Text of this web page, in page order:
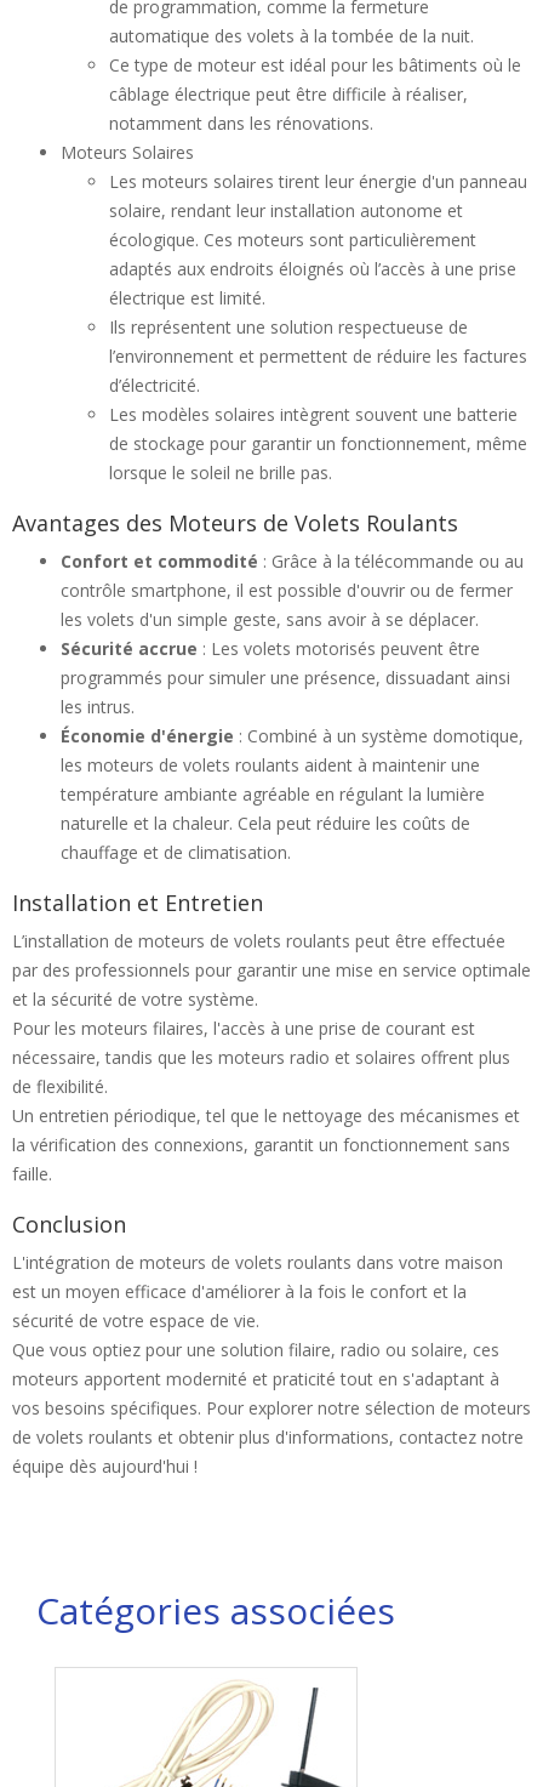
de programmation, comme la fermeture
automatique des volets à la tombée de la nuit.
Ce type de moteur est idéal pour les bâtiments où le
câblage électrique peut être difficile à réaliser,
notamment dans les rénovations.
Moteurs Solaires
Les moteurs solaires tirent leur énergie d'un panneau
solaire, rendant leur installation autonome et
écologique. Ces moteurs sont particulièrement
adaptés aux endroits éloignés où l’accès à une prise
électrique est limité.
Ils représentent une solution respectueuse de
l’environnement et permettent de réduire les factures
d’électricité.
Les modèles solaires intègrent souvent une batterie
de stockage pour garantir un fonctionnement, même
lorsque le soleil ne brille pas.
Avantages des Moteurs de Volets Roulants
Confort et commodité : Grâce à la télécommande ou au
contrôle smartphone, il est possible d'ouvrir ou de fermer
les volets d'un simple geste, sans avoir à se déplacer.
Sécurité accrue : Les volets motorisés peuvent être
programmés pour simuler une présence, dissuadant ainsi
les intrus.
Économie d'énergie : Combiné à un système domotique,
les moteurs de volets roulants aident à maintenir une
température ambiante agréable en régulant la lumière
naturelle et la chaleur. Cela peut réduire les coûts de
chauffage et de climatisation.
Installation et Entretien
L’installation de moteurs de volets roulants peut être effectuée
par des professionnels pour garantir une mise en service optimale
et la sécurité de votre système.
Pour les moteurs filaires, l'accès à une prise de courant est
nécessaire, tandis que les moteurs radio et solaires offrent plus
de flexibilité.
Un entretien périodique, tel que le nettoyage des mécanismes et
la vérification des connexions, garantit un fonctionnement sans
faille.
Conclusion
L'intégration de moteurs de volets roulants dans votre maison
est un moyen efficace d'améliorer à la fois le confort et la
sécurité de votre espace de vie.
Que vous optiez pour une solution filaire, radio ou solaire, ces
moteurs apportent modernité et praticité tout en s'adaptant à
vos besoins spécifiques. Pour explorer notre sélection de moteurs
de volets roulants et obtenir plus d'informations, contactez notre
équipe dès aujourd'hui !
Catégories associées